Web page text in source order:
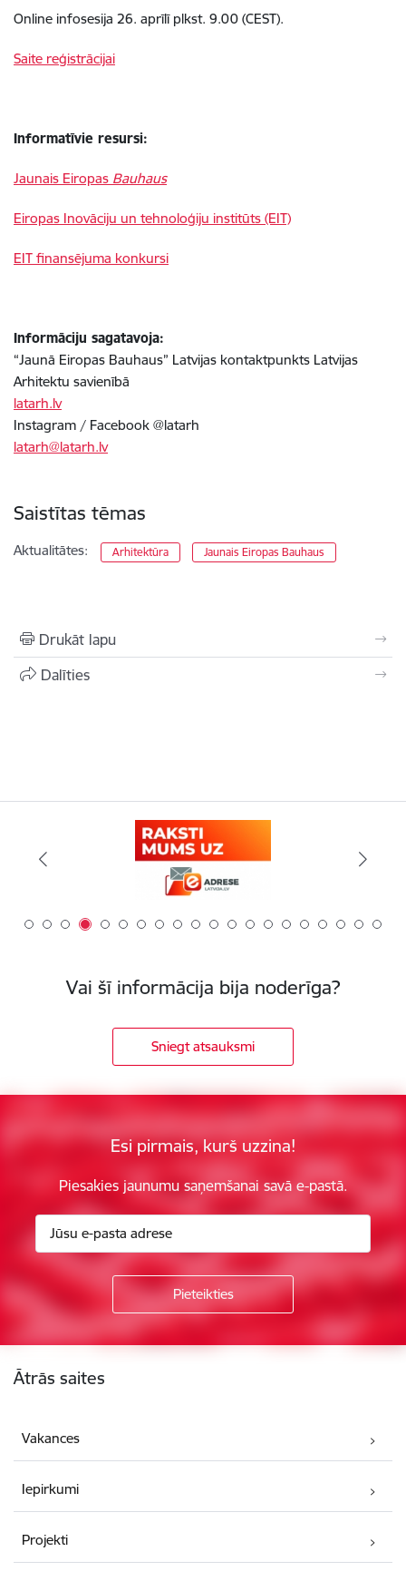
Online infosesija 26. aprīlī plkst. 9.00 (CEST).
Saite reģistrācijai
Informatīvie resursi:
Jaunais Eiropas Bauhaus
Eiropas Inovāciju un tehnoloģiju institūts (EIT)
EIT finansējuma konkursi
Informāciju sagatavoja:
“Jaunā Eiropas Bauhaus” Latvijas kontaktpunkts Latvijas
Arhitektu savienībā
latarh.lv
Instagram / Facebook @latarh
latarh@latarh.lv
Saistītas tēmas
Aktualitātes: Arhitektūra Jaunais Eiropas Bauhaus
Drukāt lapu
Dalīties
Vai šī informācija bija noderīga?
Sniegt atsauksmi
Esi pirmais, kurš uzzina!
Piesakies jaunumu saņemšanai savā e-pastā.
Ātrās saites
Vakances
Iepirkumi
Projekti